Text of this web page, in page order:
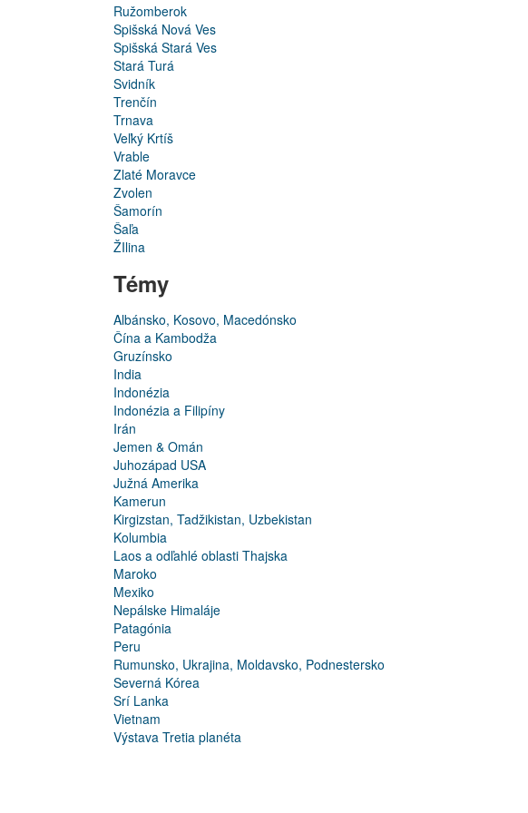
Ružomberok
Spišská Nová Ves
Spišská Stará Ves
Stará Turá
Svidník
Trenčín
Trnava
Veľký Krtíš
Vrable
Zlaté Moravce
Zvolen
Šamorín
Šaľa
ŽIlina
Témy
Albánsko, Kosovo, Macedónsko
Čína a Kambodža
Gruzínsko
India
Indonézia
Indonézia a Filipíny
Irán
Jemen & Omán
Juhozápad USA
Južná Amerika
Kamerun
Kirgizstan, Tadžikistan, Uzbekistan
Kolumbia
Laos a odľahlé oblasti Thajska
Maroko
Mexiko
Nepálske Himaláje
Patagónia
Peru
Rumunsko, Ukrajina, Moldavsko, Podnestersko
Severná Kórea
Srí Lanka
Vietnam
Výstava Tretia planéta